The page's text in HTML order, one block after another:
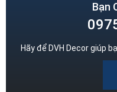
Bạn
Hãy để DVH Decor giúp